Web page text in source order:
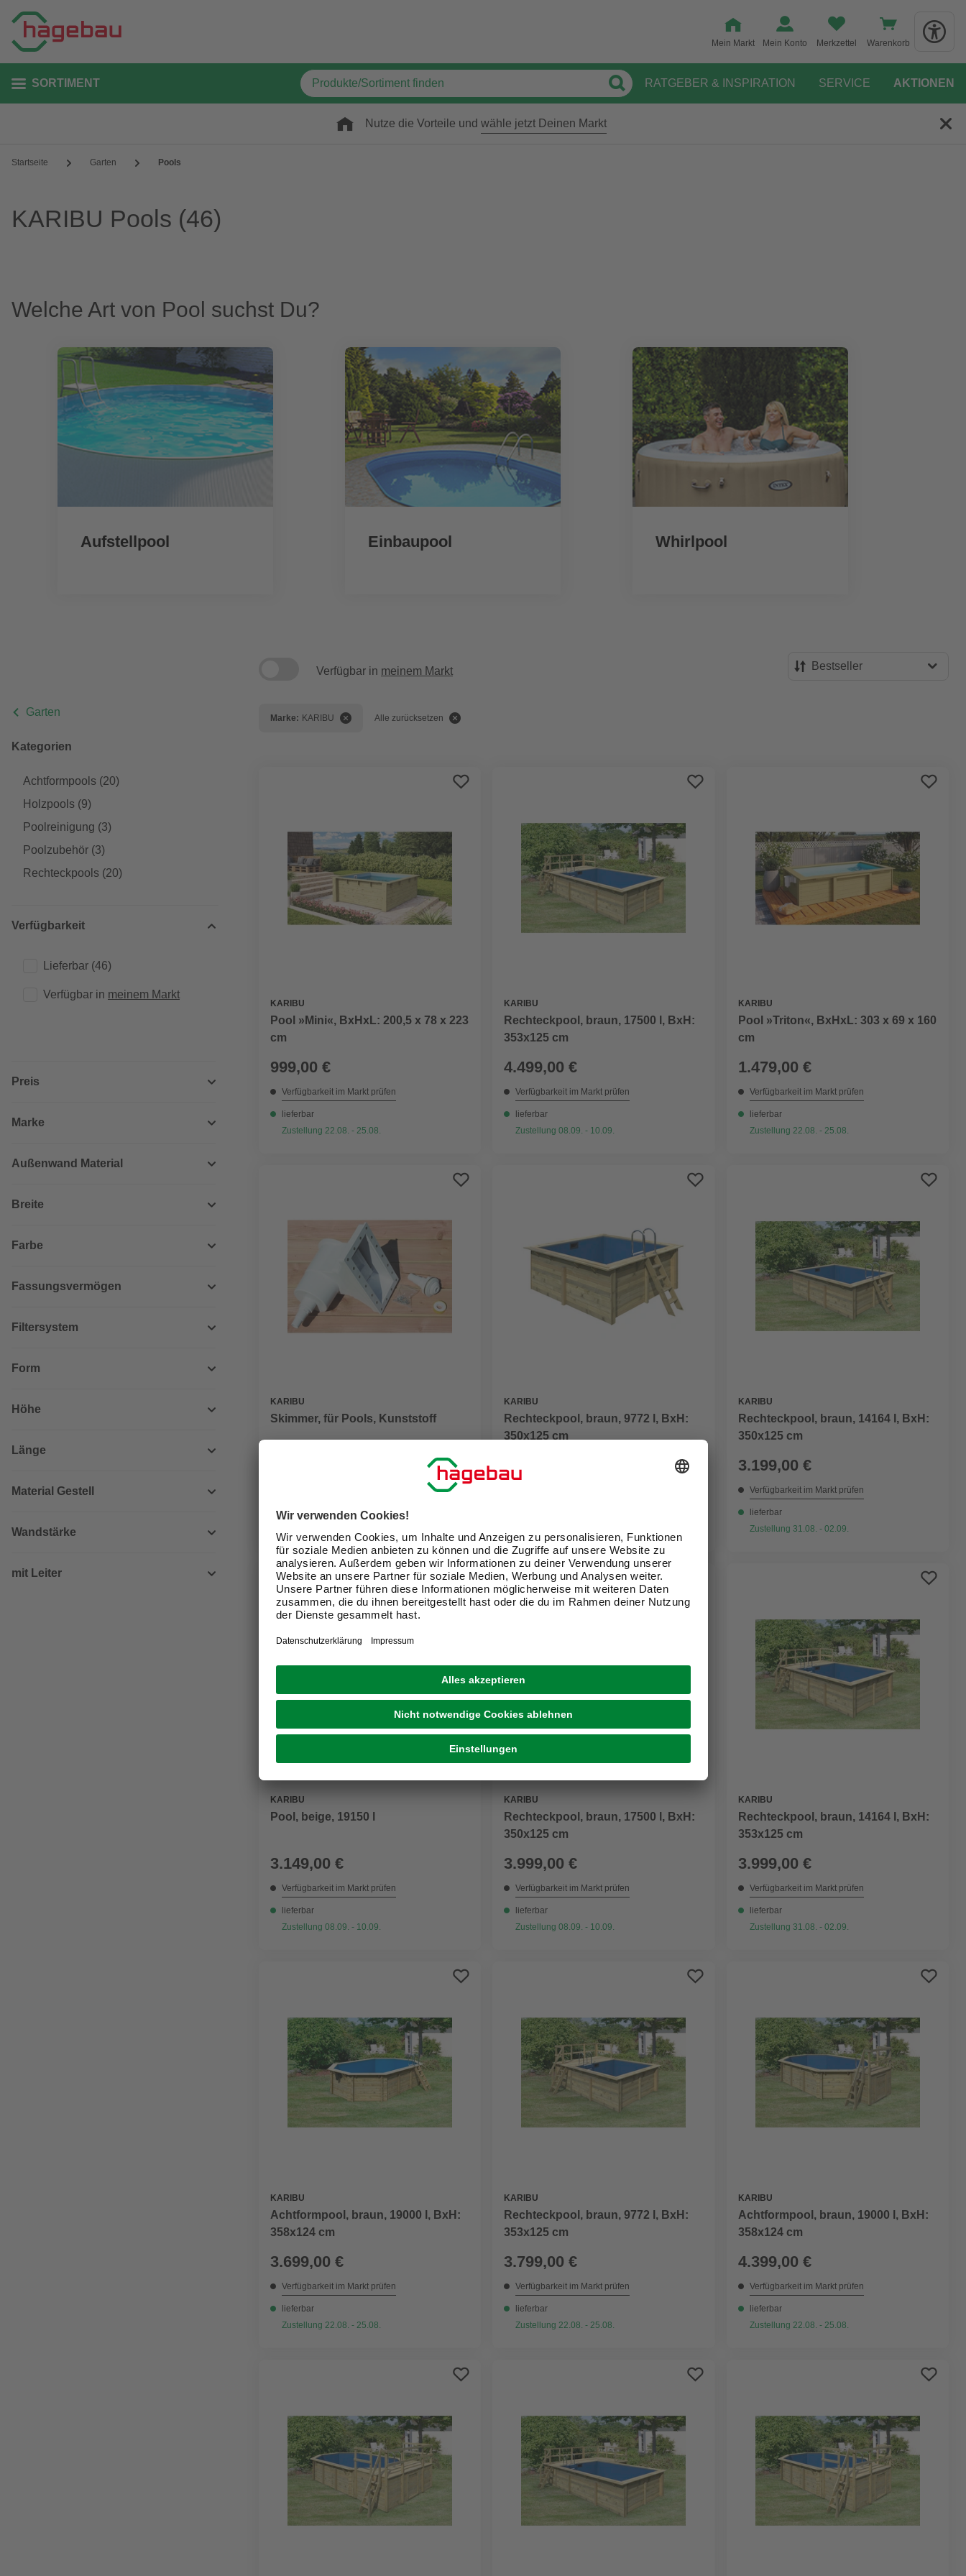
Mein Markt Mein Konto Merkzettel Warenkorb
SORTIMENT RATGEBER & INSPIRATION SERVICE AKTIONEN
Nutze die Vorteile und wähle jetzt Deinen Markt
Startseite Garten Pools
KARIBU Pools (46)
Welche Art von Pool suchst Du?
Aufstellpool Einbaupool Whirlpool
Garten
Kategorien
Achtformpools (20)
Holzpools (9)
Poolreinigung (3)
Poolzubehör (3)
Rechteckpools (20)
Verfügbarkeit
Lieferbar (46)
Verfügbar in meinem Markt
Preis
Marke
Außenwand Material
Breite
Farbe
Fassungsvermögen
Filtersystem
Form
Höhe
Länge
Material Gestell
Wandstärke
mit Leiter
Verfügbar in meinem Markt Bestseller
Marke: KARIBU Alle zurücksetzen
KARIBU
Pool »Mini«, BxHxL: 200,5 x 78 x 223
cm
999,00 €
Verfügbarkeit im Markt prüfen
lieferbar
Zustellung 22.08. - 25.08.
KARIBU
Rechteckpool, braun, 17500 l, BxH:
353x125 cm
4.499,00 €
Verfügbarkeit im Markt prüfen
lieferbar
Zustellung 08.09. - 10.09.
KARIBU
Pool »Triton«, BxHxL: 303 x 69 x 160
cm
1.479,00 €
Verfügbarkeit im Markt prüfen
lieferbar
Zustellung 22.08. - 25.08.
KARIBU
Skimmer, für Pools, Kunststoff
lieferbar
KARIBU
Rechteckpool, braun, 9772 l, BxH:
350x125 cm
2.999,00 €
KARIBU
Rechteckpool, braun, 14164 l, BxH:
350x125 cm
3.199,00 €
Verfügbarkeit im Markt prüfen
lieferbar
Zustellung 31.08. - 02.09.
KARIBU
Pool, beige, 19150 l
3.149,00 €
Verfügbarkeit im Markt prüfen
lieferbar
Zustellung 08.09. - 10.09.
KARIBU
Rechteckpool, braun, 17500 l, BxH:
350x125 cm
3.999,00 €
Verfügbarkeit im Markt prüfen
lieferbar
Zustellung 08.09. - 10.09.
KARIBU
Rechteckpool, braun, 14164 l, BxH:
353x125 cm
3.999,00 €
Verfügbarkeit im Markt prüfen
lieferbar
Zustellung 31.08. - 02.09.
KARIBU
Achtformpool, braun, 19000 l, BxH:
358x124 cm
3.699,00 €
Verfügbarkeit im Markt prüfen
lieferbar
Zustellung 22.08. - 25.08.
KARIBU
Rechteckpool, braun, 9772 l, BxH:
353x125 cm
3.799,00 €
Verfügbarkeit im Markt prüfen
lieferbar
Zustellung 22.08. - 25.08.
KARIBU
Achtformpool, braun, 19000 l, BxH:
358x124 cm
4.399,00 €
Verfügbarkeit im Markt prüfen
lieferbar
Zustellung 22.08. - 25.08.